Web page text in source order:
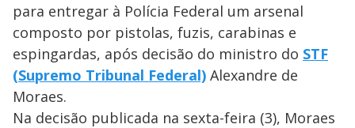
para entregar à Polícia Federal um arsenal
composto por pistolas, fuzis, carabinas e
espingardas, após decisão do ministro do STF
(Supremo Tribunal Federal) Alexandre de
Moraes.
Na decisão publicada na sexta-feira (3), Moraes